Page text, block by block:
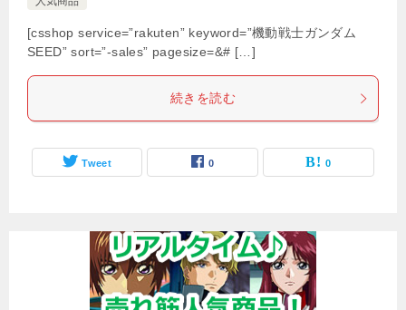
[csshop service=”rakuten” keyword=”機動戦士ガンダム
SEED” sort=”-sales” pagesize=&# […]
続きを読む
Tweet 0 0